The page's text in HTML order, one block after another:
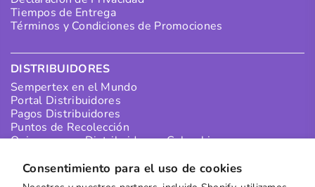
Consentimiento para el uso de cookies
Tiempos de Entrega
Términos y Condiciones de Promociones
DISTRIBUIDORES
Sempertex en el Mundo
Portal Distribuidores
Pagos Distribuidores
Puntos de Recolección
Quiero ser un Distribuidor en Colombia